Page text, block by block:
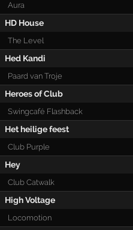
Aura
HD House
The Level
Hed Kandi
Paard van Troje
Heroes of Club
Swingcafé Flashback
Het heilige feest
Club Purple
Hey
Club Catwalk
High Voltage
Locomotion